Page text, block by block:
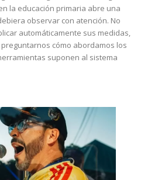
la educación primaria abre una
observar con atención. No
automáticamente sus medidas,
cómo abordamos los
suponen al sistema